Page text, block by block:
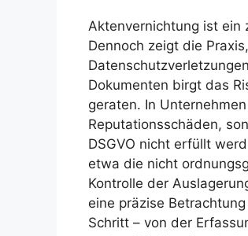
Aktenvernichtung ist ein
Dennoch zeigt die
Dokumenten birgt das
geraten. In
Reputationsschäden,
DSGVO nicht erfüllt
etwa die nicht
Kontrolle der
eine präzise
Schritt – von der